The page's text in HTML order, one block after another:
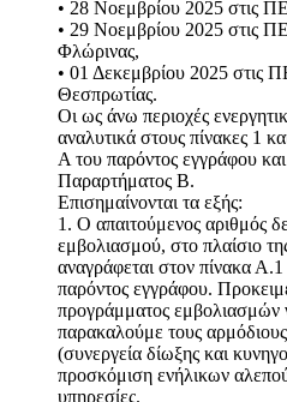
• 28 Νοεμβρίου 2025 στις
• 29 Νοεμβρίου 2025 στις
Φλώρινας,
• 01 Δεκεμβρίου 2025 στις
Θεσπρωτίας.
Οι ως άνω περιοχές
αναλυτικά στους πίνακες 1
Α του παρόντος εγγράφου και
Παραρτήματος Β.
Επισημαίνονται τα εξής:
1. Ο απαιτούμενος αριθμός
εμβολιασμού, στο πλαίσιο
αναγράφεται στον πίνακα
παρόντος εγγράφου.
προγράμματος εμβολιασμών
παρακαλούμε τους
(συνεργεία δίωξης και
προσκόμιση ενήλικων
υπηρεσίες.